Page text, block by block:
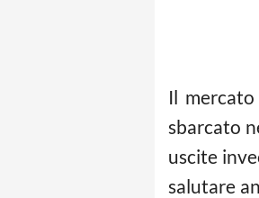
Il
sbarcato
uscite
salutare